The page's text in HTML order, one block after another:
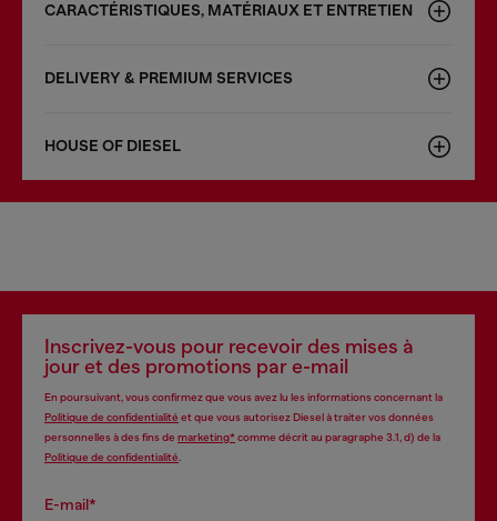
CARACTÉRISTIQUES, MATÉRIAUX ET ENTRETIEN
DELIVERY & PREMIUM SERVICES
HOUSE OF DIESEL
Inscrivez-vous pour recevoir des mises à
jour et des promotions par e-mail
En poursuivant, vous confirmez que vous avez lu les informations concernant la
Politique de confidentialité et que vous autorisez Diesel à traiter vos données
personnelles à des fins de marketing*comme décrit au paragraphe 3.1, d) de la
Politique de confidentialité
E-mail*